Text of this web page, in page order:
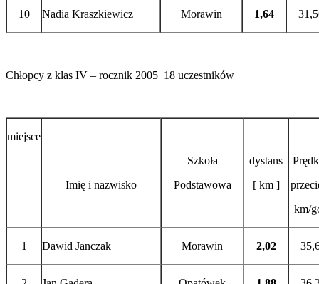
10 Nadia Kraszkiewicz Morawin 1,64
Chłopcy z klas IV – rocznik 2005 18 uczestników
miejsce
Imię i nazwisko
Szkoła
Podstawowa
dystans
[ km ]
km/
1 Dawid Janczak Morawin 2,02